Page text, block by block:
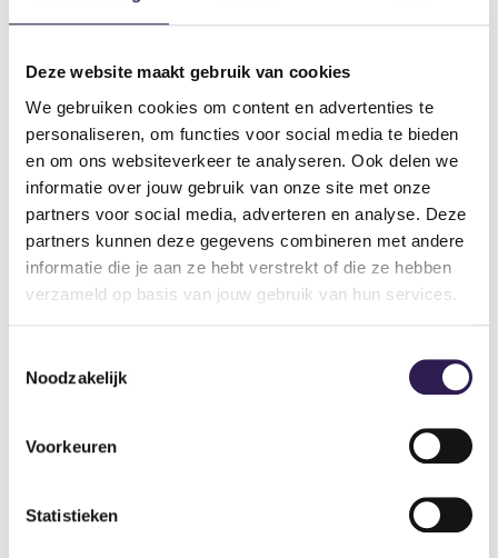
Deze website maakt gebruik van cookies
We gebruiken cookies om content en advertenties te
personaliseren, om functies voor social media te bieden
en om ons websiteverkeer te analyseren. Ook delen we
informatie over jouw gebruik van onze site met onze
partners voor social media, adverteren en analyse. Deze
partners kunnen deze gegevens combineren met andere
informatie die je aan ze hebt verstrekt of die ze hebben
verzameld op basis van jouw gebruik van hun services.
Noodzakelijk
Voorkeuren
Statistieken
worden
Kan ik mijn lidmaatschaptijdelijk pauzeren
Hebben jullie ookfamilieabonnementen?
OOKALL-IN FITNESS?
Schrijf je nu in